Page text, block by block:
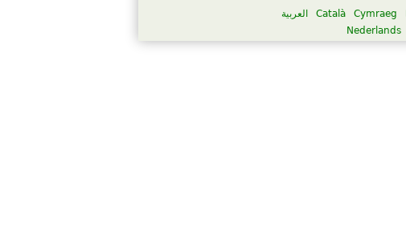
العربية Català Cymraeg
Nederlands